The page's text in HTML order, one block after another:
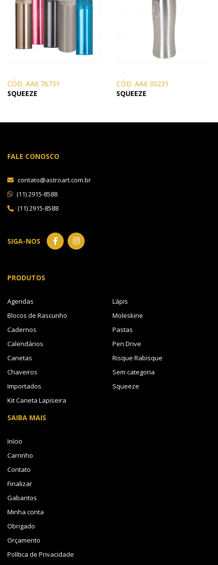
CÓD. AAX 76731
SQUEEZE
CÓD. AAX 30231
SQUEEZE
FALE CONOSCO
contato@astroart.com.br
(11) 2915-8588
(11) 2915-8588
SIGA-NOS
PRODUTOS
Agendas
Blocos de Rascunho
Cadernos
Calendários
Canetas
Chaveiros
Importados
Kit Caneta Lapiseira
Lápis
Moleskine
Pastas
Pen Drive
Risque Rabisque
Sem categoria
Squeeze
SAIBA MAIS
Início
Carrinho
Contato
Finalizar
Gabaritos
Minha conta
Obrigado
Orçamento
Política de Privacidade